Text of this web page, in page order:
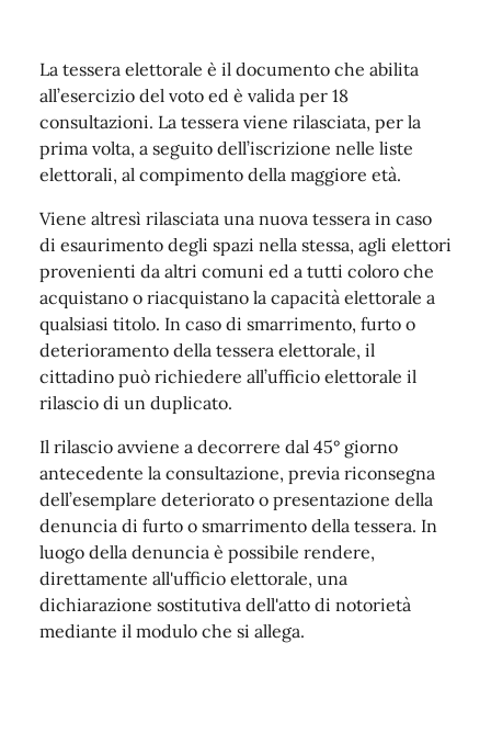
La tessera elettorale è il documento che abilita
all’esercizio del voto ed è valida per 18
consultazioni. La tessera viene rilasciata, per la
prima volta, a seguito dell’iscrizione nelle liste
elettorali, al compimento della maggiore età.
Viene altresì rilasciata una nuova tessera in caso
di esaurimento degli spazi nella stessa, agli elettori
provenienti da altri comuni ed a tutti coloro che
acquistano o riacquistano la capacità elettorale a
qualsiasi titolo. In caso di smarrimento, furto o
deterioramento della tessera elettorale, il
cittadino può richiedere all’ufficio elettorale il
rilascio di un duplicato.
Il rilascio avviene a decorrere dal 45° giorno
antecedente la consultazione, previa riconsegna
dell’esemplare deteriorato o presentazione della
denuncia di furto o smarrimento della tessera. In
luogo della denuncia è possibile rendere,
direttamente all'ufficio elettorale, una
dichiarazione sostitutiva dell'atto di notorietà
mediante il modulo che si allega.